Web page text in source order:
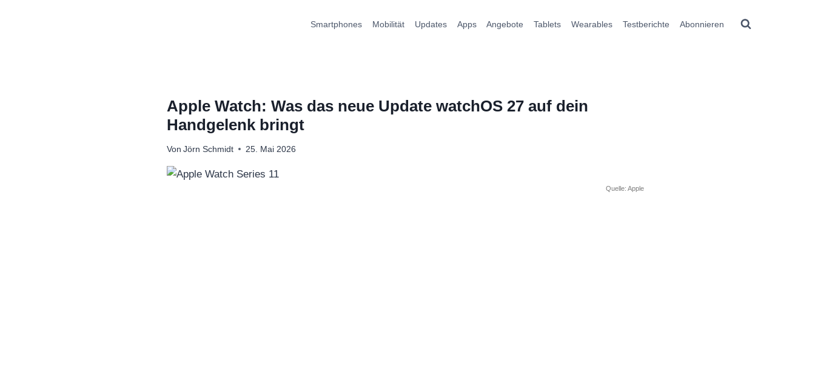
Smartphones Mobilität Updates Apps Angebote Tablets Wearables Testberichte Abonnieren
Apple Watch: Was das neue Update watchOS 27 auf dein
Handgelenk bringt
Von Jörn Schmidt 25. Mai 2026
Quelle: Apple